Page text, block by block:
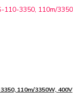
110m/3350W, 400V